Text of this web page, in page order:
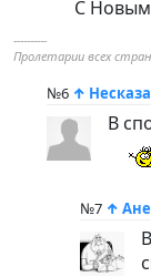
С
----------
Пролетарии всех
№6 ↑
В
№7 ↑